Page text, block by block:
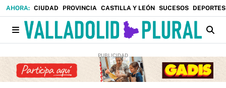
CIUDAD PROVINCIA CASTILLA Y LEÓN SUCESOS DEPORTES